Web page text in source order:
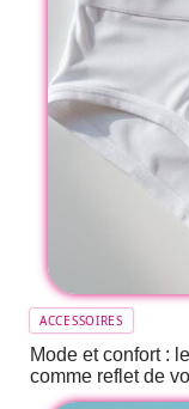
ACCESSOIRES
Mode et confort :
comme reflet de